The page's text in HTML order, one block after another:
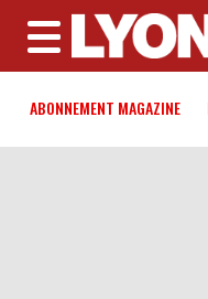
MENU
ABONNEMENT MAGAZINE